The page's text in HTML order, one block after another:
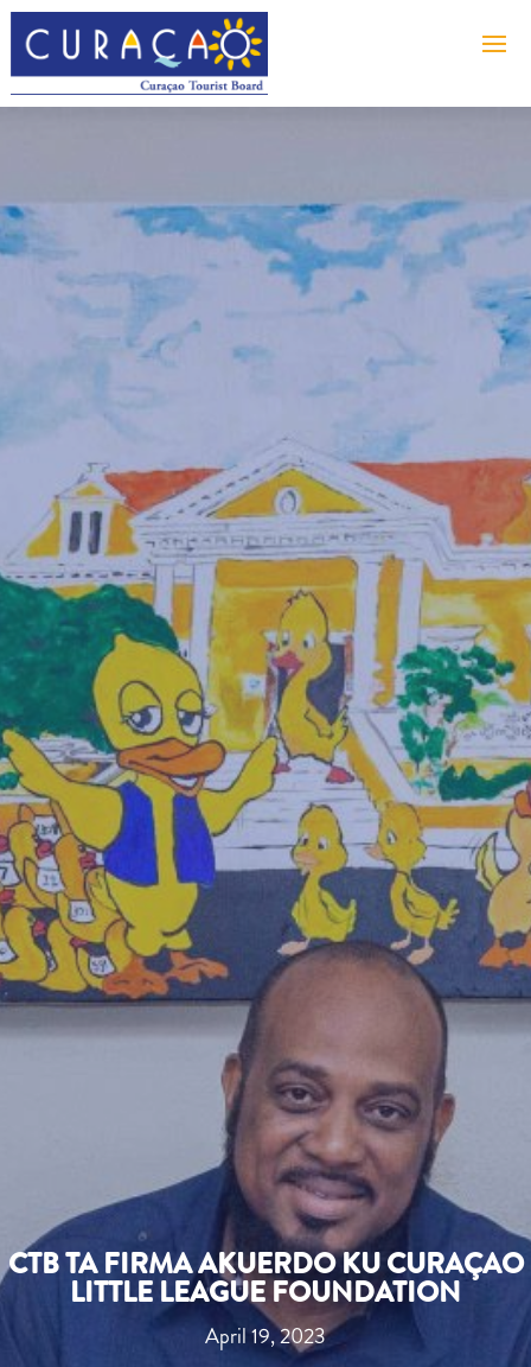
CTB TA FIRMA AKUERDO KU CURAÇAO
LITTLE LEAGUE FOUNDATION
April 19, 2023